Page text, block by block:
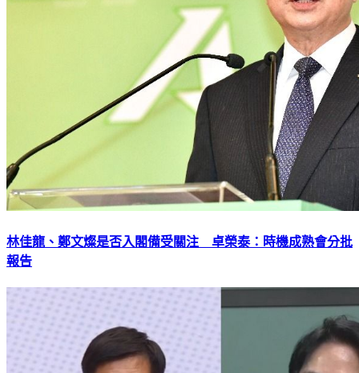
林佳龍、鄭文燦是否入閣備受關注 卓榮泰：時機成熟會分批